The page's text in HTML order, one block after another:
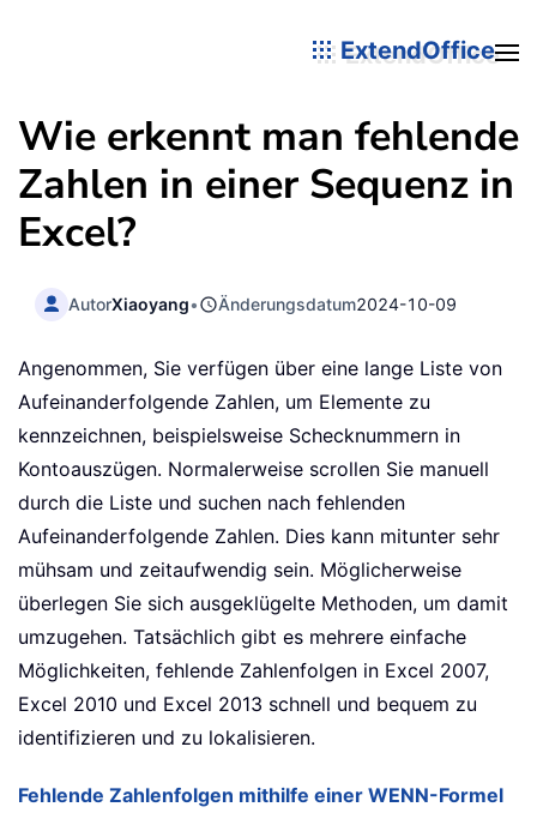
ExtendOffice
Wie erkennt man fehlende
Zahlen in einer Sequenz in
Excel?
AutorXiaoyang• Änderungsdatum2024-10-09
Angenommen, Sie verfügen über eine lange Liste von
Aufeinanderfolgende Zahlen, um Elemente zu
kennzeichnen, beispielsweise Schecknummern in
Kontoauszügen. Normalerweise scrollen Sie manuell
durch die Liste und suchen nach fehlenden
Aufeinanderfolgende Zahlen. Dies kann mitunter sehr
mühsam und zeitaufwendig sein. Möglicherweise
überlegen Sie sich ausgeklügelte Methoden, um damit
umzugehen. Tatsächlich gibt es mehrere einfache
Möglichkeiten, fehlende Zahlenfolgen in Excel 2007,
Excel 2010 und Excel 2013 schnell und bequem zu
identifizieren und zu lokalisieren.
Fehlende Zahlenfolgen mithilfe einer WENN-Formel